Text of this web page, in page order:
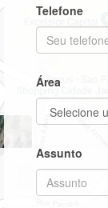
campo
Informe
seu
telefone
no
campo
Telefone
Área
Assunto
Assunto